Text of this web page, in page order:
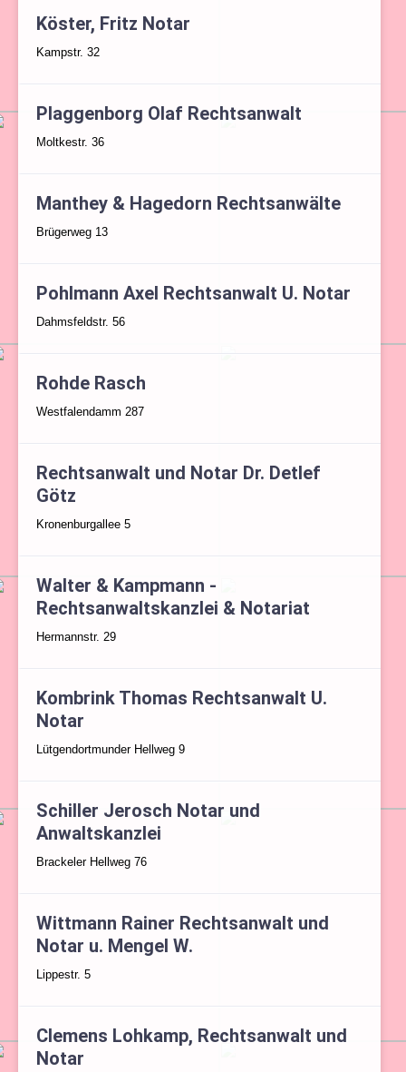
Köster, Fritz Notar
Kampstr. 32
Plaggenborg Olaf Rechtsanwalt
Moltkestr. 36
Manthey & Hagedorn Rechtsanwälte
Brügerweg 13
Pohlmann Axel Rechtsanwalt U. Notar
Dahmsfeldstr. 56
Rohde Rasch
Westfalendamm 287
Rechtsanwalt und Notar Dr. Detlef
Götz
Kronenburgallee 5
Walter & Kampmann -
Rechtsanwaltskanzlei & Notariat
Hermannstr. 29
Kombrink Thomas Rechtsanwalt U.
Notar
Lütgendortmunder Hellweg 9
Schiller Jerosch Notar und
Anwaltskanzlei
Brackeler Hellweg 76
Wittmann Rainer Rechtsanwalt und
Notar u. Mengel W.
Lippestr. 5
Clemens Lohkamp, Rechtsanwalt und
Notar